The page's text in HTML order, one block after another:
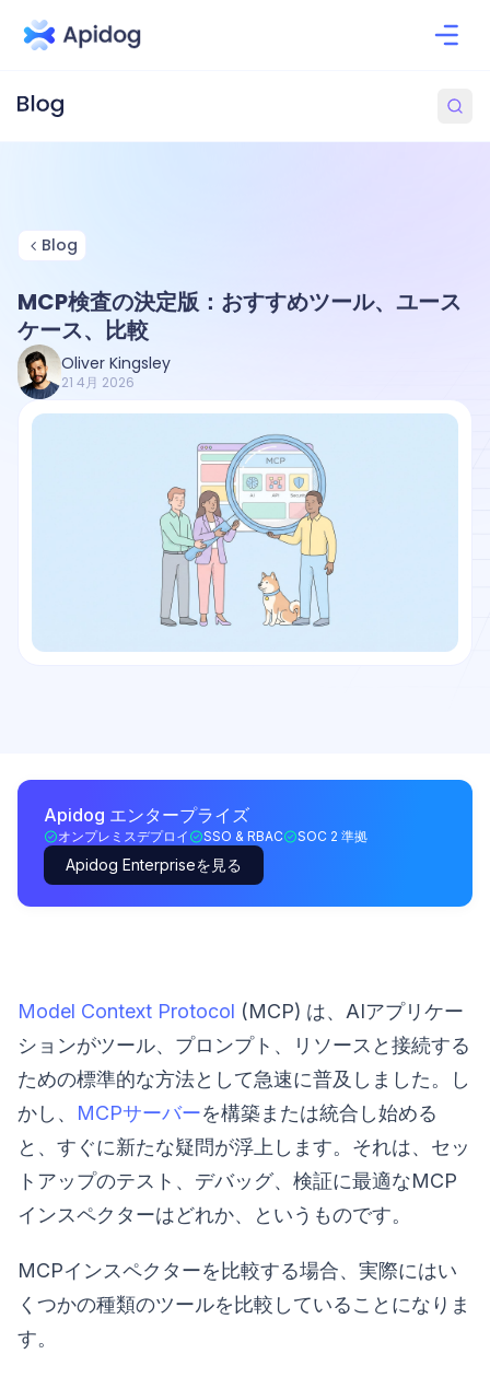
Blog
MCP検査の決定版：おすすめツール、ユース
ケース、比較
Oliver Kingsley
21 4月 2026
Apidog エンタープライズ
オンプレミスデプロイ SSO & RBAC SOC 2 準拠
Apidog Enterpriseを見る
Model Context Protocol (MCP) は、AIアプリケー
ションがツール、プロンプト、リソースと接続する
ための標準的な方法として急速に普及しました。し
かし、 MCPサーバーを構築または統合し始める
と、すぐに新たな疑問が浮上します。それは、セッ
トアップのテスト、デバッグ、検証に最適なMCP
インスペクターはどれか、というものです。
MCPインスペクターを比較する場合、実際にはい
くつかの種類のツールを比較していることになりま
す。